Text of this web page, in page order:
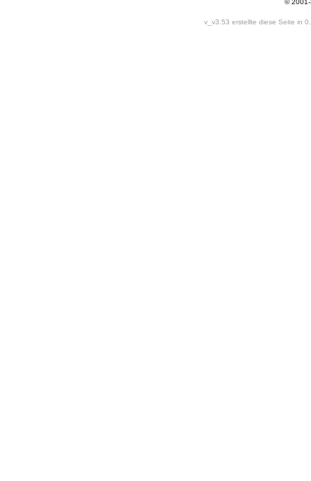
©
v_v3.53 erstellte diese Seite in